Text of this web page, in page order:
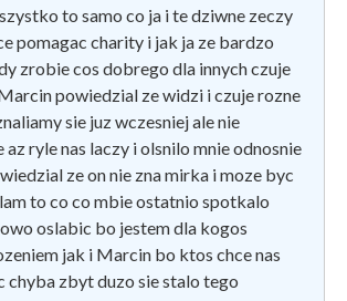
to samo co ja i te dziwne zeczy
pomagac charity i jak ja ze bardzo
zrobie cos dobrego dla innych czuje
powiedzial ze widzi i czuje rozne
sie juz wczesniej ale nie
az ryle nas laczy i olsnilo mnie odnosnie
ze on nie zna mirka i moze byc
to co co mbie ostatnio spotkalo
oslabic bo jestem dla kogos
jak i Marcin bo ktos chce nas
chyba zbyt duzo sie stalo tego